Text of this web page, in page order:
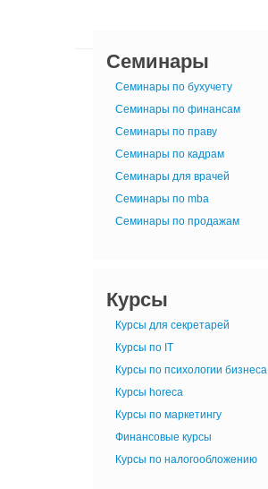
Семинары
Семинары по бухучету
Семинары по финансам
Семинары по праву
Семинары по кадрам
Семинары для врачей
Семинары по mba
Семинары по продажам
Курсы
Курсы для секретарей
Курсы по IT
Курсы по психологии бизнеса
Курсы horeca
Курсы по маркетингу
Финансовые курсы
Курсы по налогообложению